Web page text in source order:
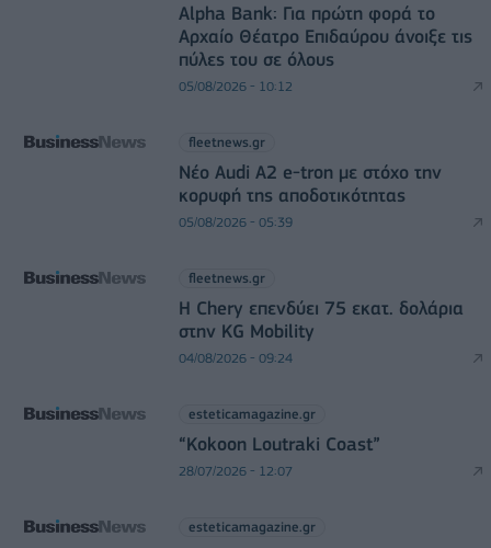
Alpha Bank: Για πρώτη φορά το
Αρχαίο Θέατρο Επιδαύρου άνοιξε τις
πύλες του σε όλους
05/08/2026 - 10:12
fleetnews.gr
Νέο Audi A2 e-tron με στόχο την
κορυφή της αποδοτικότητας
05/08/2026 - 05:39
fleetnews.gr
Η Chery επενδύει 75 εκατ. δολάρια
στην KG Mobility
04/08/2026 - 09:24
esteticamagazine.gr
“Kokoon Loutraki Coast”
28/07/2026 - 12:07
esteticamagazine.gr